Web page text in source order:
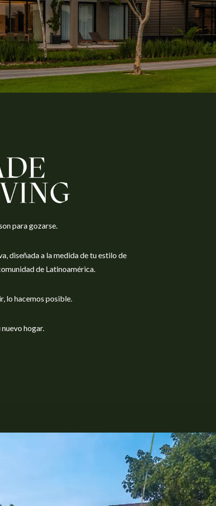
para gozarse.
diseñada a la medida de tu estilo de
de Latinoamérica.
lo hacemos posible.
nuevo hogar.